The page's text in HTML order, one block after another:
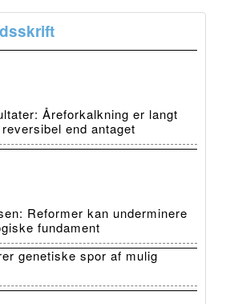
Åreforkalkning er langt
end antaget
Reformer kan underminere
fundament
genetiske spor af mulig